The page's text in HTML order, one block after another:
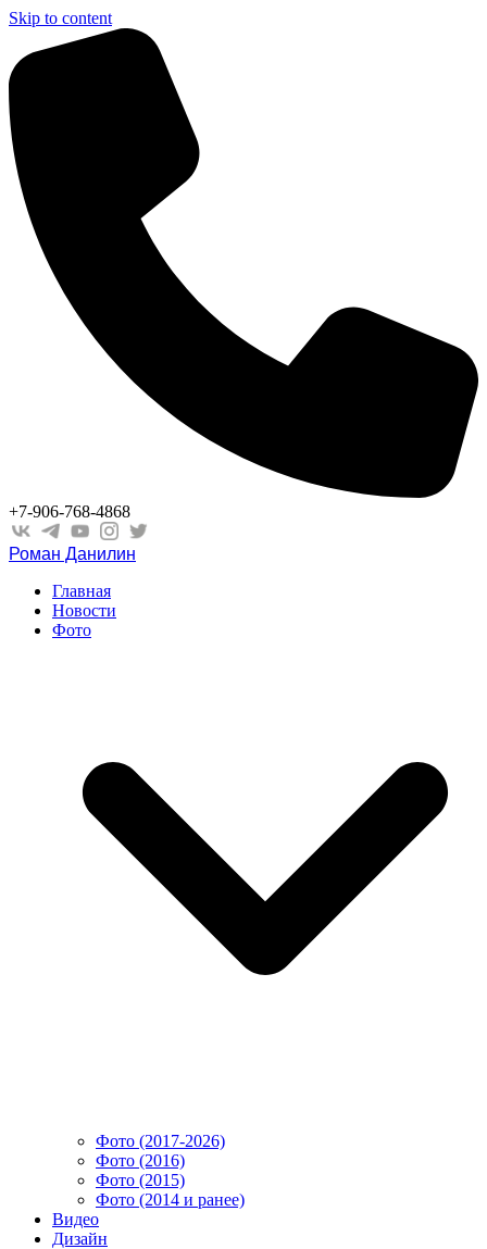
Skip to content
+7-906-768-4868
Роман Данилин
Главная
Новости
Фото
Фото (2017-2026)
Фото (2016)
Фото (2015)
Фото (2014 и ранее)
Видео
Дизайн